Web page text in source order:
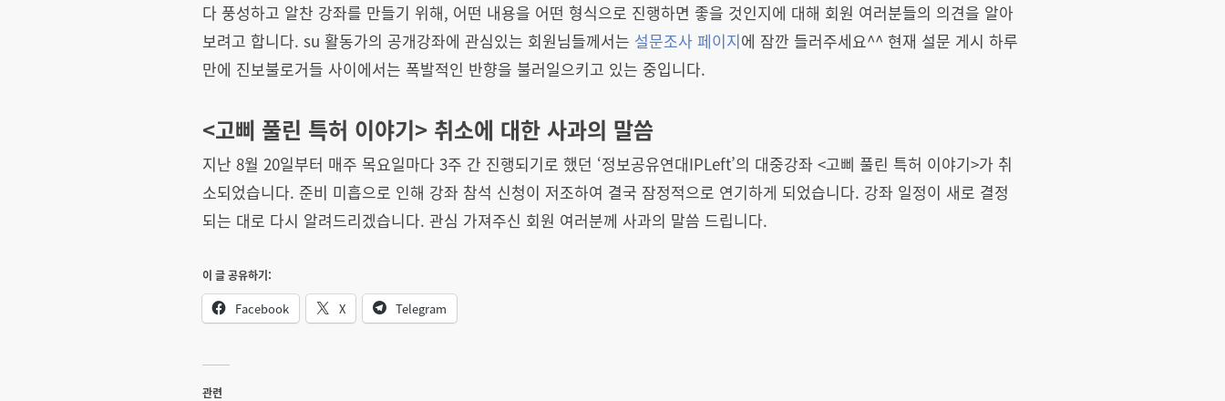
다 풍성하고 알찬 강좌를 만들기 위해, 어떤 내용을 어떤 형식으로 진행하면 좋을 것인지에 대해 회원 여러분들의 의견을 알아
보려고 합니다. su 활동가의 공개강좌에 관심있는 회원님들께서는 설문조사 페이지에 잠깐 들러주세요^^ 현재 설문 게시 하루
만에 진보불로거들 사이에서는 폭발적인 반향을 불러일으키고 있는 중입니다.
<고삐 풀린 특허 이야기> 취소에 대한 사과의 말씀
지난 8월 20일부터 매주 목요일마다 3주 간 진행되기로 했던 ‘정보공유연대IPLeft’의 대중강좌 <고삐 풀린 특허 이야기>가 취
소되었습니다. 준비 미흡으로 인해 강좌 참석 신청이 저조하여 결국 잠정적으로 연기하게 되었습니다. 강좌 일정이 새로 결정
되는 대로 다시 알려드리겠습니다. 관심 가져주신 회원 여러분께 사과의 말씀 드립니다.
이 글 공유하기:
Facebook X Telegram
관련